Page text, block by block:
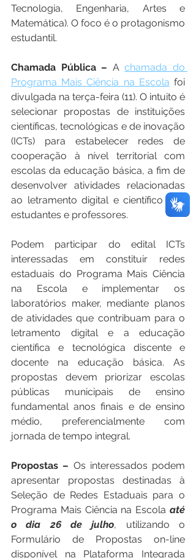
Tecnologia, Engenharia, Artes e
Matemática). O foco é o protagonismo
estudantil.
Chamada Pública – A chamada do
Programa Mais Ciência na Escola foi
divulgada na terça-feira (11). O intuito é
selecionar propostas de instituições
científicas, tecnológicas e de inovação
(ICTs) para estabelecer redes de
cooperação à nível territorial com
escolas da educação básica, a fim de
desenvolver atividades relacionadas
ao letramento digital e científico dos
estudantes e professores.
Podem participar do edital ICTs
interessadas em constituir redes
estaduais do Programa Mais Ciência
na Escola e implementar os
laboratórios maker, mediante planos
de atividades que contribuam para o
letramento digital e a educação
científica e tecnológica discente e
docente na educação básica. As
propostas devem priorizar escolas
públicas municipais de ensino
fundamental anos finais e de ensino
médio, preferencialmente com
jornada de tempo integral.
Propostas – Os interessados podem
apresentar propostas destinadas à
Seleção de Redes Estaduais para o
Programa Mais Ciência na Escola até
o dia 26 de julho, utilizando o
Formulário de Propostas on-line
disponível na Plataforma Integrada